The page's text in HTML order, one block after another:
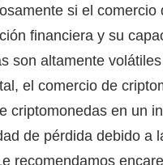
si el comercio
financiera y su
son altamente
el comercio de
criptomonedas en un
de pérdida debido a
recomendamos